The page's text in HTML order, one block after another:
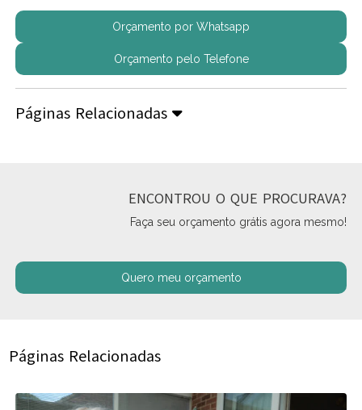
Orçamento por Whatsapp
Orçamento pelo Telefone
Páginas Relacionadas
ENCONTROU O QUE PROCURAVA?
Faça seu orçamento grátis agora mesmo!
Quero meu orçamento
Páginas Relacionadas